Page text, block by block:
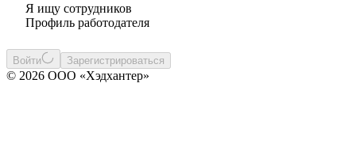
Я ищу сотрудников
Профиль работодателя
Войти Зарегистрироваться
© 2026 ООО «Хэдхантер»